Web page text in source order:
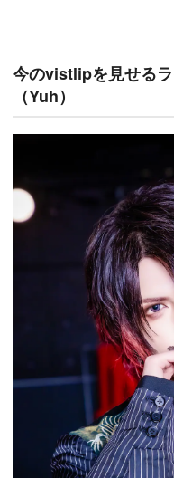
今のvistlipを見せる
（Yuh）